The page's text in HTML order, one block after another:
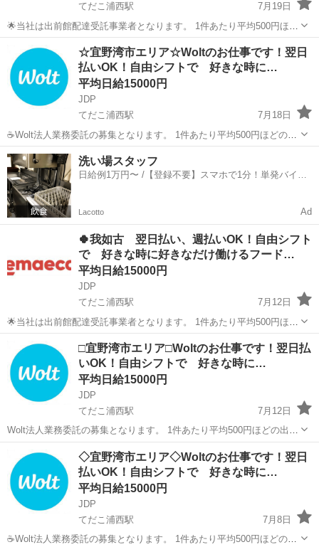
てだこ浦西駅
7月19日
🌟当社は出前館配達受託事業者となります。 1件あたり平均500円ほど
の出来高報酬制となります。 お届け範囲が片道10分程度のデリバリー
ばかりです。 短時間でたくさんの件数を配達したい方にも、近所で気
軽に...
てだこ浦西駅 配送 出前館
☆宜野湾市エリア☆Woltのお仕事です！翌日
払いOK！自由シフトで 好きな時に…
平均日給15000円
JDP
てだこ浦西駅
7月18日
☕Wolt法人業務委託の募集となります。 1件あたり平均500円ほどの出
来高報酬制となります。 お届け範囲が片道10分程度のデリバリーばか
りです。 短時間でたくさんの件数を配達したい方にも、近所で気軽
に...
沖縄 宜野湾市 てだこ浦西駅
洗い場スタッフ
日給例1万円〜 /【登録不要】スマホで1分！単発バイト
Lacotto Ad
🍀我如古 翌日払い、週払いOK！自由シフト
で 好きな時に好きなだけ働けるフード…
平均日給15000円
JDP
てだこ浦西駅
7月12日
🌟当社は出前館配達受託事業者となります。 1件あたり平均500円ほど
の出来高報酬制となります。 お届け範囲が片道10分程度のデリバリー
ばかりです。 短時間でたくさんの件数を配達したい方にも、近所で気
軽に...
宜野湾市 てだこ浦西駅 出前館
□宜野湾市エリア□Woltのお仕事です！翌日払
いOK！自由シフトで 好きな時に…
平均日給15000円
JDP
てだこ浦西駅
7月12日
Wolt法人業務委託の募集となります。 1件あたり平均500円ほどの出来
高報酬制となります。 お届け範囲が片道10分程度のデリバリーばかり
です。 短時間でたくさんの件数を配達したい方にも、近所で気軽に
配...
宜野湾市 てだこ浦西駅 貨物
◇宜野湾市エリア◇Woltのお仕事です！翌日
払いOK！自由シフトで 好きな時に…
平均日給15000円
JDP
てだこ浦西駅
7月8日
☕Wolt法人業務委託の募集となります。 1件あたり平均500円ほどの出